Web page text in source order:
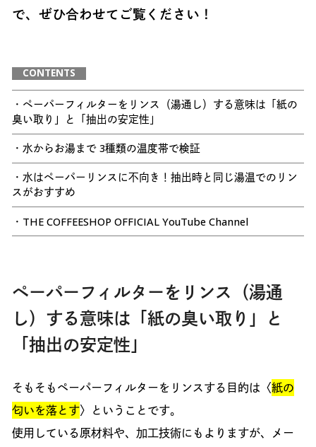
で、ぜひ合わせてご覧ください！
CONTENTS
・ペーパーフィルターをリンス（湯通し）する意味は「紙の
臭い取り」と「抽出の安定性」
・水からお湯まで 3種類の温度帯で検証
・水はペーパーリンスに不向き！抽出時と同じ湯温でのリン
スがおすすめ
・THE COFFEESHOP OFFICIAL YouTube Channel
ペーパーフィルターをリンス（湯通
し）する意味は「紙の臭い取り」と
「抽出の安定性」
そもそもペーパーフィルターをリンスする目的は〈紙の
匂いを落とす〉ということです。
使用している原材料や、加工技術にもよりますが、メー